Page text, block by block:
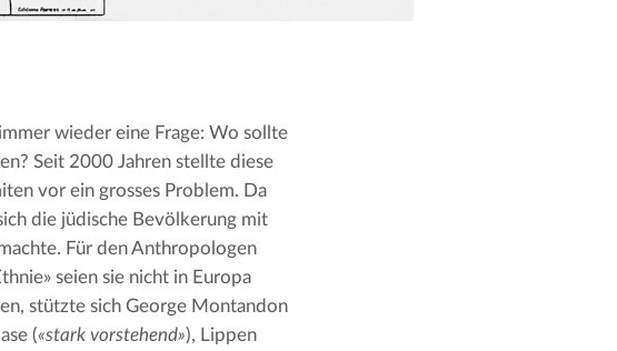
wieder eine Frage: Wo sollte
vor ein grosses Problem. Da
die jüdische Bevölkerung mit
Für den Anthropologen
seien sie nicht in Europa
stützte sich George Montandon
(«stark vorstehend»), Lippen